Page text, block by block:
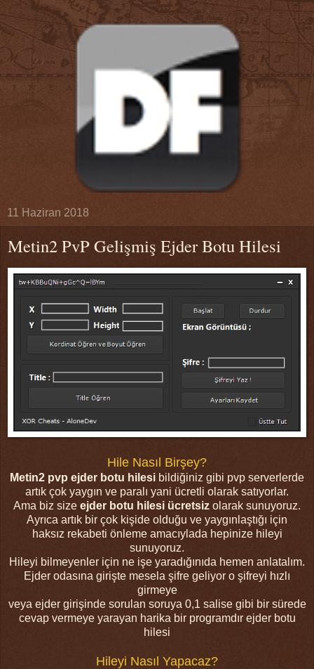
11 Haziran 2018
Metin2 PvP Gelişmiş Ejder Botu Hilesi
Hile Nasıl Birşey?
Metin2 pvp ejder botu hilesi bildiğiniz gibi pvp serverlerde
artık çok yaygın ve paralı yani ücretli olarak satıyorlar.
Ama biz size ejder botu hilesi ücretsiz olarak sunuyoruz.
Ayrıca artık bir çok kişide olduğu ve yaygınlaştığı için
haksız rekabeti önleme amacıylada hepinize hileyi
sunuyoruz.
Hileyi bilmeyenler için ne işe yaradığınıda hemen anlatalım.
Ejder odasına girişte mesela şifre geliyor o şifreyi hızlı
girmeye
veya ejder girişinde sorulan soruya 0,1 salise gibi bir sürede
cevap vermeye yarayan harika bir programdır ejder botu
hilesi
Hileyi Nasıl Yapacaz?